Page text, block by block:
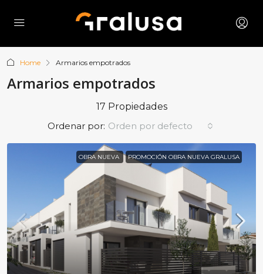
Home Armarios empotrados
Armarios empotrados
17 Propiedades
Ordenar por: Orden por defecto
OBRA NUEVA PROMOCIÓN OBRA NUEVA GRALUSA